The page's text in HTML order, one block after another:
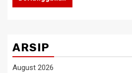
ARSIP
August 2026